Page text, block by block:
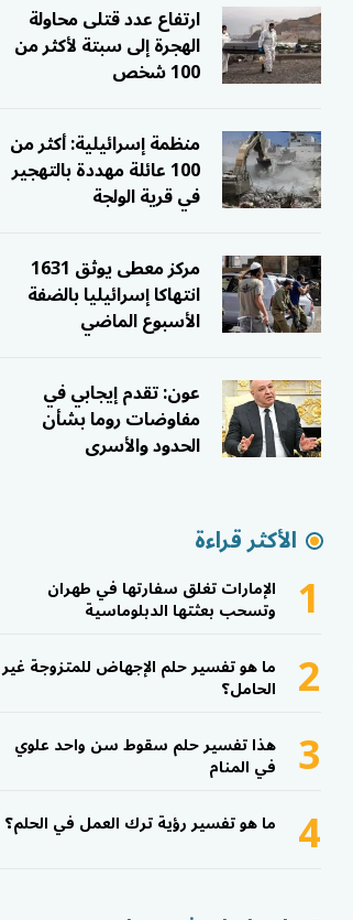
ارتفاع عدد قتلى محاولة
الهجرة إلى سبتة لأكثر من
100 شخص
منظمة إسرائيلية: أكثر من
100 عائلة مهددة بالتهجير
في قرية الولجة
مركز معطى يوثق 1631
انتهاكا إسرائيليا بالضفة
الأسبوع الماضي
عون: تقدم إيجابي في
مفاوضات روما بشأن
الحدود والأسرى
الأكثر قراءة
1 الإمارات تغلق سفارتها في طهران
وتسحب بعثتها الدبلوماسية
2 ما هو تفسير حلم الإجهاض للمتزوجة غير
الحامل؟
3 هذا تفسير حلم سقوط سن واحد علوي
في المنام
4 ما هو تفسير رؤية ترك العمل في الحلم؟